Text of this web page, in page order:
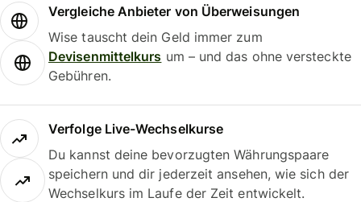
Vergleiche Anbieter von Überweisungen
Wise tauscht dein Geld immer zum
Devisenmittelkurs um – und das ohne versteckte
Gebühren.
Verfolge Live-Wechselkurse
Du kannst deine bevorzugten Währungspaare
speichern und dir jederzeit ansehen, wie sich der
Wechselkurs im Laufe der Zeit entwickelt.